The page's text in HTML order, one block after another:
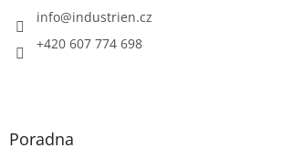
info@industrien.cz
+420 607 774 698
Poradna